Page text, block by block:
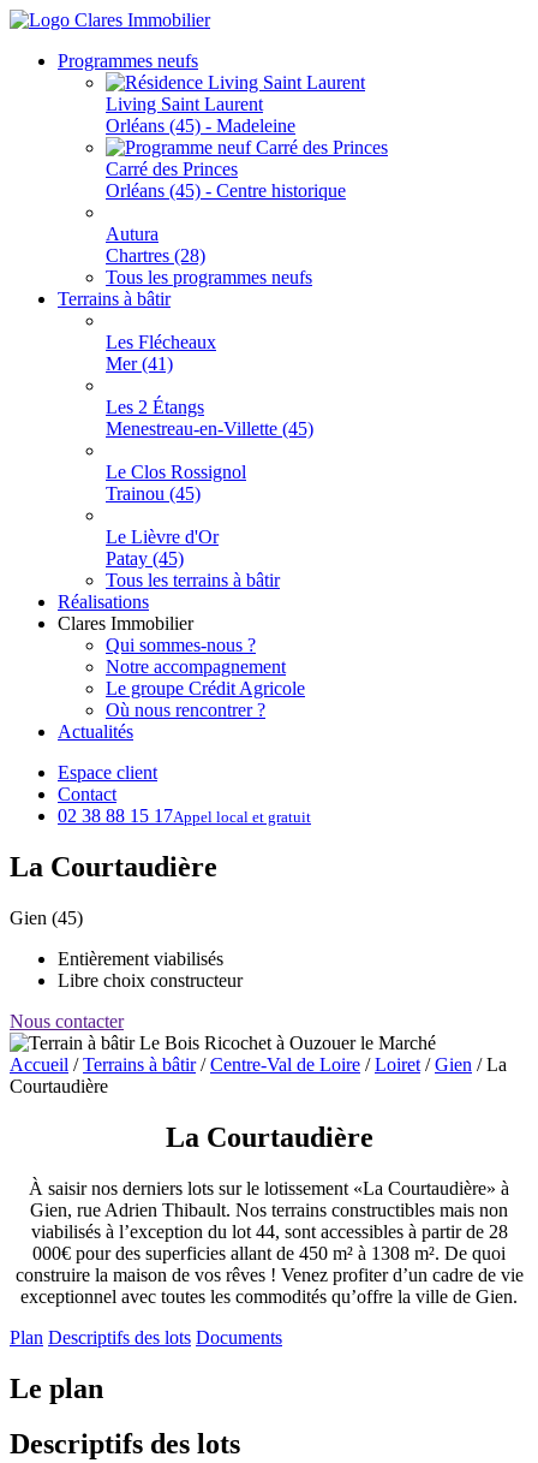
Programmes neufs
Living Saint Laurent
Orléans (45) - Madeleine
Carré des Princes
Orléans (45) - Centre historique
Autura
Chartres (28)
Tous les programmes neufs
Terrains à bâtir
Les Flécheaux
Mer (41)
Les 2 Étangs
Menestreau-en-Villette (45)
Le Clos Rossignol
Trainou (45)
Le Lièvre d'Or
Patay (45)
Tous les terrains à bâtir
Réalisations
Clares Immobilier
Qui sommes-nous ?
Notre accompagnement
Le groupe Crédit Agricole
Où nous rencontrer ?
Actualités
Espace client
Contact
02 38 88 15 17Appel local et gratuit
La Courtaudière
Gien (45)
Entièrement viabilisés
Libre choix constructeur
Nous contacter
Accueil /Terrains à bâtir/Centre-Val de Loire /Loiret /Gien /La
Courtaudière
La Courtaudière
À saisir nos derniers lots sur le lotissement «La Courtaudière» à
Gien, rue Adrien Thibault. Nos terrains constructibles mais non
viabilisés à l’exception du lot 44, sont accessibles à partir de 28
000€ pour des superficies allant de 450 m² à 1308 m². De quoi
construire la maison de vos rêves ! Venez profiter d’un cadre de vie
exceptionnel avec toutes les commodités qu’offre la ville de Gien.
Plan Descriptifs des lots Documents
Le plan
Descriptifs des lots